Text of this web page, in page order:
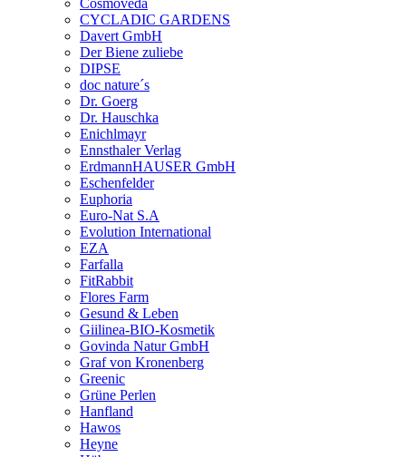
Cosmoveda
CYCLADIC GARDENS
Davert GmbH
Der Biene zuliebe
DIPSE
doc nature´s
Dr. Goerg
Dr. Hauschka
Enichlmayr
Ennsthaler Verlag
ErdmannHAUSER GmbH
Eschenfelder
Euphoria
Euro-Nat S.A
Evolution International
EZA
Farfalla
FitRabbit
Flores Farm
Gesund & Leben
Giilinea-BIO-Kosmetik
Govinda Natur GmbH
Graf von Kronenberg
Greenic
Grüne Perlen
Hanfland
Hawos
Heyne